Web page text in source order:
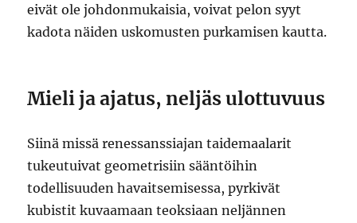
eivät ole johdonmukaisia, voivat pelon syyt
kadota näiden uskomusten purkamisen kautta.
Mieli ja ajatus, neljäs ulottuvuus
Siinä missä renessanssiajan taidemaalarit
tukeutuivat geometrisiin sääntöihin
todellisuuden havaitsemisessa, pyrkivät
kubistit kuvaamaan teoksiaan neljännen